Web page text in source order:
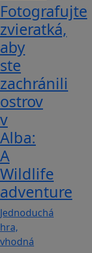
Fotografujte
zvieratká,
aby
ste
zachránili
ostrov
v
Alba:
A
Wildlife
adventure
Jednoduchá
hra,
vhodná